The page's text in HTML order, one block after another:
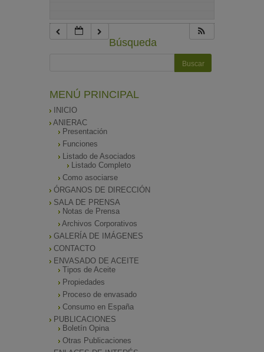
Búsqueda
MENÚ PRINCIPAL
INICIO
ANIERAC
Presentación
Funciones
Listado de Asociados
Listado Completo
Como asociarse
ÓRGANOS DE DIRECCIÓN
SALA DE PRENSA
Notas de Prensa
Archivos Corporativos
GALERÍA DE IMÁGENES
CONTACTO
ENVASADO DE ACEITE
Tipos de Aceite
Propiedades
Proceso de envasado
Consumo en España
PUBLICACIONES
Boletín Opina
Otras Publicaciones